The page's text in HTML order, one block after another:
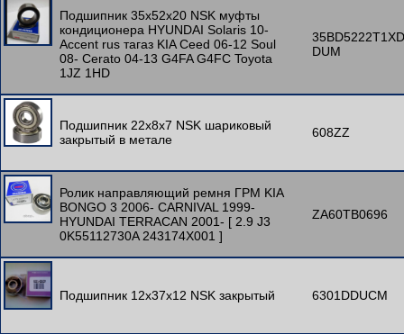
Подшипник 35x52x20 NSK муфты
кондиционера HYUNDAI Solaris 10-
Accent rus тагаз KIA Ceed 06-12 Soul
08- Cerato 04-13 G4FA G4FC Toyota
1JZ 1HD
35BD5222T1XD
DUM
Подшипник 22x8x7 NSK шариковый
закрытый в метале
608ZZ
Ролик направляющий ремня ГРМ KIA
BONGO 3 2006- CARNIVAL 1999-
HYUNDAI TERRACAN 2001- [ 2.9 J3
0K55112730A 243174X001 ]
ZA60TB0696
Подшипник 12x37x12 NSK закрытый 6301DDUCM